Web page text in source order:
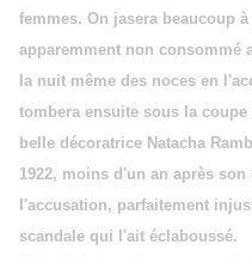
femmes. On jasera beaucoup
apparemment non consommé
la nuit même des noces en
tombera ensuite sous la
belle décoratrice Natacha
1922, moins d'un an après
l'accusation, parfaitement
scandale qui l'ait éclaboussé.